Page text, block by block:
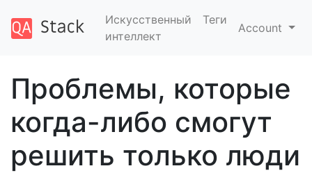
Искусственный
интеллект
Теги
Account
Проблемы, которые
когда-либо смогут
решить только люди